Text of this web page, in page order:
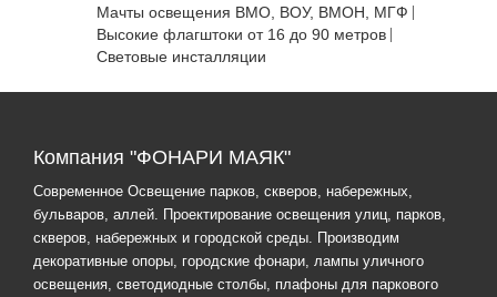
Мачты освещения ВМО, ВОУ, ВМОН, МГФ
Высокие флагштоки от 16 до 90 метров
Световые инсталляции
Компания "ФОНАРИ МАЯК"
Современное Освещение парков, скверов, набережных,
бульваров, аллей. Проектирование освещения улиц, парков,
скверов, набережных и городской среды. Производим
декоративные опоры, городские фонари, лампы уличного
освещения, светодиодные столбы, плафоны для паркового